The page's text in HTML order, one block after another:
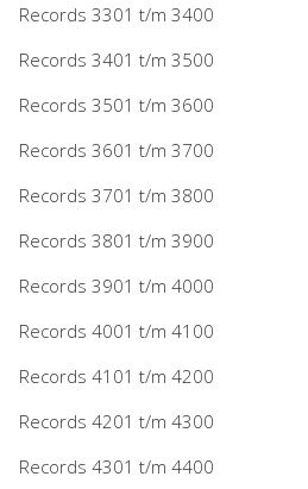
Records 3301 t/m 3400
Records 3401 t/m 3500
Records 3501 t/m 3600
Records 3601 t/m 3700
Records 3701 t/m 3800
Records 3801 t/m 3900
Records 3901 t/m 4000
Records 4001 t/m 4100
Records 4101 t/m 4200
Records 4201 t/m 4300
Records 4301 t/m 4400